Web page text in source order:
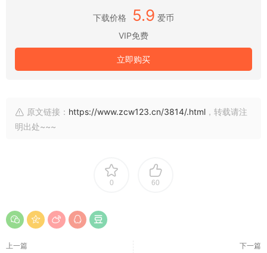
下载价格 5.9 爱币
VIP免费
立即购买
原文链接： https://www.zcw123.cn/3814/.html ，转载请注
明出处~~~
0 60
上一篇 下一篇